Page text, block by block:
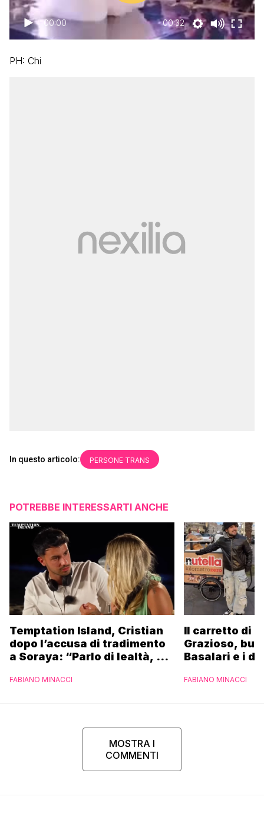
00:00 00:32
PH: Chi
In questo articolo: PERSONE TRANS
POTREBBE INTERESSARTI ANCHE
Temptation Island, Cristian
dopo l’accusa di tradimento
a Soraya: “Parlo di lealtà, ma
FABIANO MINACCI
Il carretto di
Grazioso,
Basalari e i
Ferrero”
FABIANO MINACCI
MOSTRA I
COMMENTI